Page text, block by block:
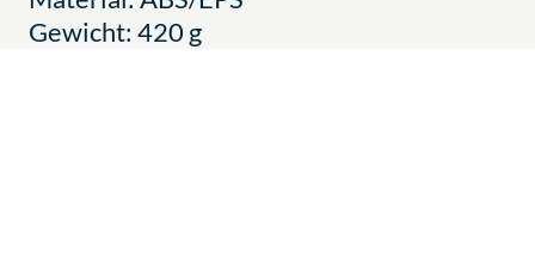
Gewicht: 420 g